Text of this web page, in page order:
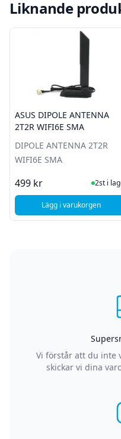
Liknande
ASUS DIPOLE ANTENNA
2T2R WIFI6E SMA
DIPOLE ANTENNA 2T2R
WIFI6E SMA
499 kr I Lager
2st i
Lägg i varukorgen
, ASUS
Vi förstår att du inte
skickar vi dina